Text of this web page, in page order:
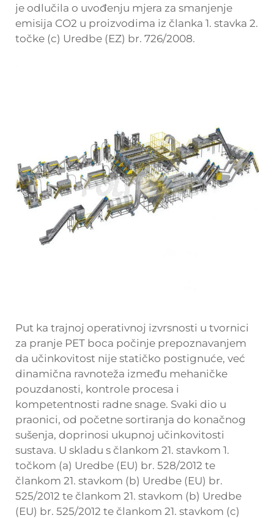
je odlučila o uvođenju mjera za smanjenje
emisija CO2 u proizvodima iz članka 1. stavka 2.
točke (c) Uredbe (EZ) br. 726/2008.
Put ka trajnoj operativnoj izvrsnosti u tvornici
za pranje PET boca počinje prepoznavanjem
da učinkovitost nije statičko postignuće, već
dinamična ravnoteža između mehaničke
pouzdanosti, kontrole procesa i
kompetentnosti radne snage. Svaki dio u
praonici, od početne sortiranja do konačnog
sušenja, doprinosi ukupnoj učinkovitosti
sustava. U skladu s člankom 21. stavkom 1.
točkom (a) Uredbe (EU) br. 528/2012 te
člankom 21. stavkom (b) Uredbe (EU) br.
525/2012 te člankom 21. stavkom (b) Uredbe
(EU) br. 525/2012 te člankom 21. stavkom (c)